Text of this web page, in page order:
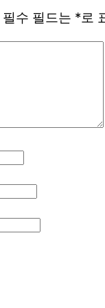
필수 필드는 *로